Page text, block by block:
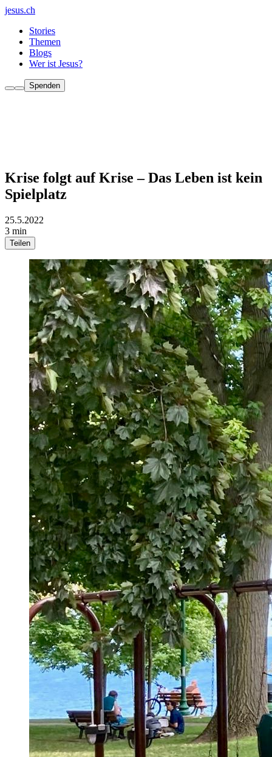
jesus.ch
Stories
Themen
Blogs
Wer ist Jesus?
Spenden
Krise folgt auf Krise – Das Leben ist kein
Spielplatz
25.5.2022
3 min
Teilen